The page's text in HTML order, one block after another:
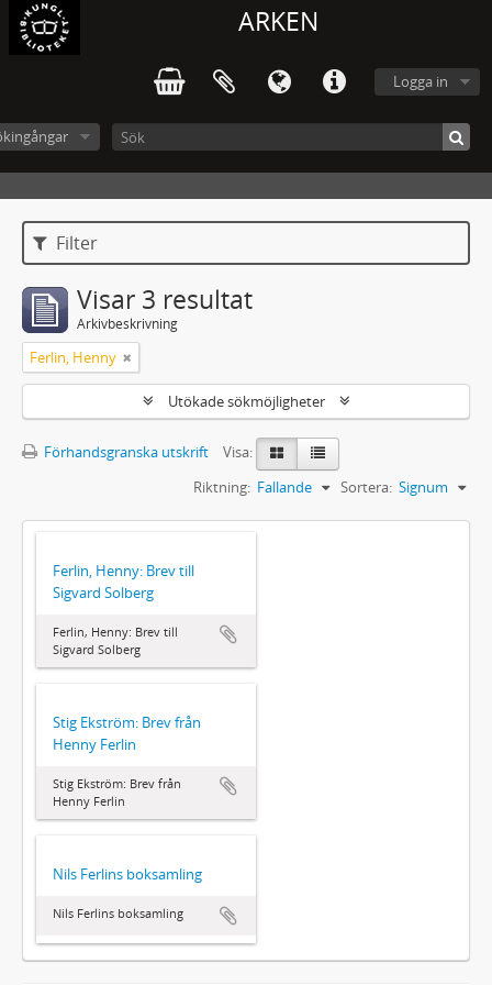
ARKEN
Logga in
Filter
Visar 3 resultat
Arkivbeskrivning
Ferlin, Henny
Utökade sökmöjligheter
Förhandsgranska utskrift
Visa:
Sortera: Signum
Riktning: Fallande
Ferlin, Henny: Brev till
Sigvard Solberg
Ferlin, Henny: Brev till
Sigvard Solberg
Stig Ekström: Brev från
Henny Ferlin
Stig Ekström: Brev från
Henny Ferlin
Nils Ferlins boksamling
Nils Ferlins boksamling